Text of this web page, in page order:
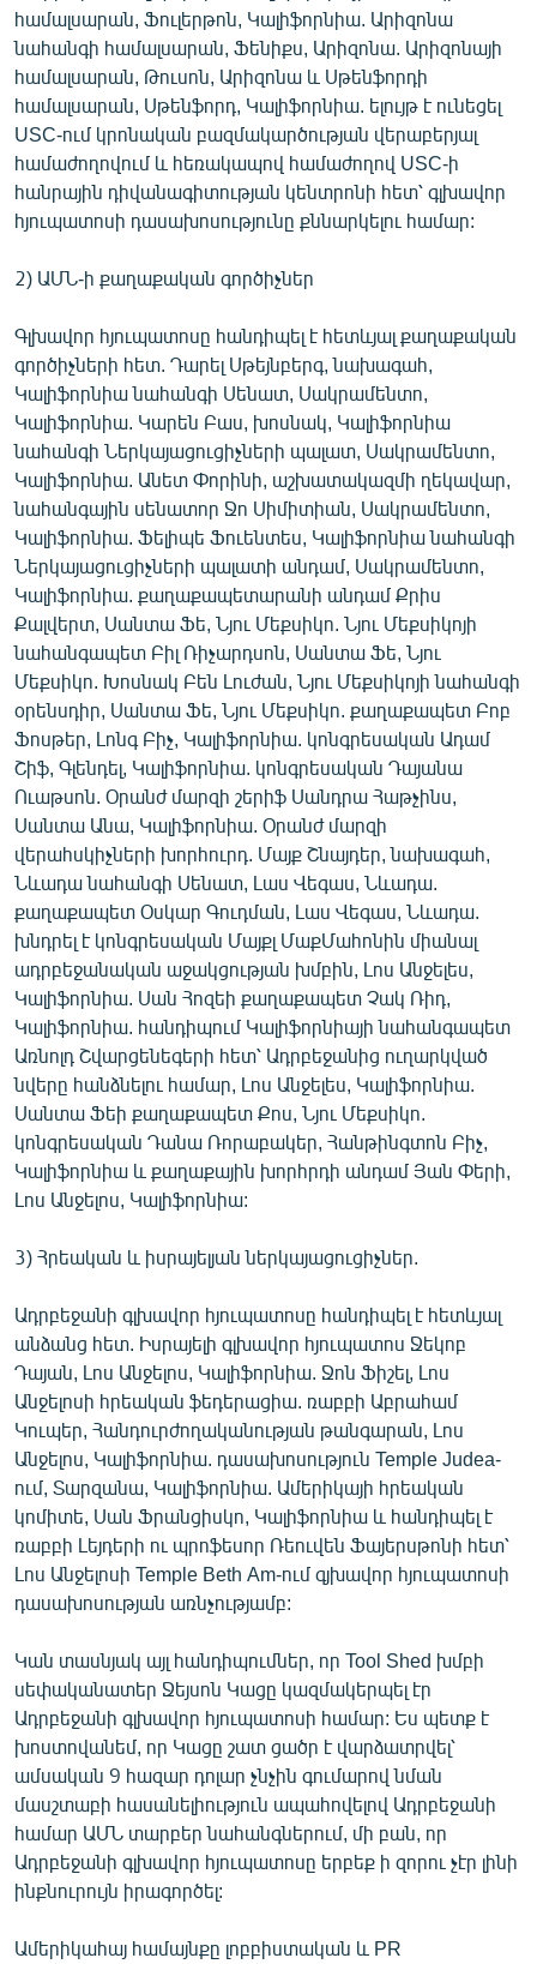
համալսարան, Ֆուլերթոն, Կալիֆորնիա. Արիզոնա
նահանգի համալսարան, Ֆենիքս, Արիզոնա. Արիզոնայի
համալսարան, Թուսոն, Արիզոնա և Սթենֆորդի
համալսարան, Սթենֆորդ, Կալիֆորնիա. ելույթ է ունեցել
USC-ում կրոնական բազմակարծության վերաբերյալ
համաժողովում և հեռակապով համաժողով USC-ի
հանրային դիվանագիտության կենտրոնի հետ՝ գլխավոր
հյուպատոսի դասախոսությունը քննարկելու համար:
2) ԱՄՆ-ի քաղաքական գործիչներ
Գլխավոր հյուպատոսը հանդիպել է հետևյալ քաղաքական
գործիչների հետ. Դարել Սթեյնբերգ, նախագահ,
Կալիֆորնիա նահանգի Սենատ, Սակրամենտո,
Կալիֆորնիա. Կարեն Բաս, խոսնակ, Կալիֆորնիա
նահանգի Ներկայացուցիչների պալատ, Սակրամենտո,
Կալիֆորնիա. Անետ Փորինի, աշխատակազմի ղեկավար,
նահանգային սենատոր Ջո Սիմիտիան, Սակրամենտո,
Կալիֆորնիա. Ֆելիպե Ֆուենտես, Կալիֆորնիա նահանգի
Ներկայացուցիչների պալատի անդամ, Սակրամենտո,
Կալիֆորնիա. քաղաքապետարանի անդամ Քրիս
Քալվերտ, Սանտա Ֆե, Նյու Մեքսիկո. Նյու Մեքսիկոյի
նահանգապետ Բիլ Ռիչարդսոն, Սանտա Ֆե, Նյու
Մեքսիկո. Խոսնակ Բեն Լուժան, Նյու Մեքսիկոյի նահանգի
օրենսդիր, Սանտա Ֆե, Նյու Մեքսիկո. քաղաքապետ Բոբ
Ֆոսթեր, Լոնգ Բիչ, Կալիֆորնիա. կոնգրեսական Ադամ
Շիֆ, Գլենդել, Կալիֆորնիա. կոնգրեսական Դայանա
Ուաթսոն. Օրանժ մարզի շերիֆ Սանդրա Հաթչինս,
Սանտա Անա, Կալիֆորնիա. Օրանժ մարզի
վերահսկիչների խորհուրդ. Մայք Շնայդեր, նախագահ,
Նևադա նահանգի Սենատ, Լաս Վեգաս, Նևադա.
քաղաքապետ Օսկար Գուդման, Լաս Վեգաս, Նևադա.
խնդրել է կոնգրեսական Մայքլ ՄաքՄահոնին միանալ
ադրբեջանական աջակցության խմբին, Լոս Անջելես,
Կալիֆորնիա. Սան Հոզեի քաղաքապետ Չակ Ռիդ,
Կալիֆորնիա. հանդիպում Կալիֆորնիայի նահանգապետ
Առնոլդ Շվարցենեգերի հետ՝ Ադրբեջանից ուղարկված
նվերը հանձնելու համար, Լոս Անջելես, Կալիֆորնիա.
Սանտա Ֆեի քաղաքապետ Քոս, Նյու Մեքսիկո.
կոնգրեսական Դանա Ռորաբակեր, Հանթինգտոն Բիչ,
Կալիֆորնիա և քաղաքային խորհրդի անդամ Յան Փերի,
Լոս Անջելոս, Կալիֆորնիա:
3) Հրեական և իսրայելյան ներկայացուցիչներ.
Ադրբեջանի գլխավոր հյուպատոսը հանդիպել է հետևյալ
անձանց հետ. Իսրայելի գլխավոր հյուպատոս Ջեկոբ
Դայան, Լոս Անջելոս, Կալիֆորնիա. Ջոն Ֆիշել, Լոս
Անջելոսի հրեական ֆեդերացիա. ռաբբի Աբրահամ
Կուպեր, Հանդուրժողականության թանգարան, Լոս
Անջելոս, Կալիֆորնիա. դասախոսություն Temple Judea-
ում, Տարզանա, Կալիֆորնիա. Ամերիկայի հրեական
կոմիտե, Սան Ֆրանցիսկո, Կալիֆորնիա և հանդիպել է
ռաբբի Լեյդերի ու պրոֆեսոր Ռեուվեն Ֆայերսթոնի հետ՝
Լոս Անջելոսի Temple Beth Am-ում գյխավոր հյուպատոսի
դասախոսության առնչությամբ:
Կան տասնյակ այլ հանդիպումներ, որ Tool Shed խմբի
սեփականատեր Ջեյսոն Կացը կազմակերպել էր
Ադրբեջանի գլխավոր հյուպատոսի համար: Ես պետք է
խոստովանեմ, որ Կացը շատ ցածր է վարձատրվել՝
ամսական 9 հազար դոլար չնչին գումարով նման
մասշտաբի հասանելիություն ապահովելով Ադրբեջանի
համար ԱՄՆ տարբեր նահանգներում, մի բան, որ
Ադրբեջանի գլխավոր հյուպատոսը երբեք ի զորու չէր լինի
ինքնուրույն իրագործել:
Ամերիկահայ համայնքը լոբբիստական և PR